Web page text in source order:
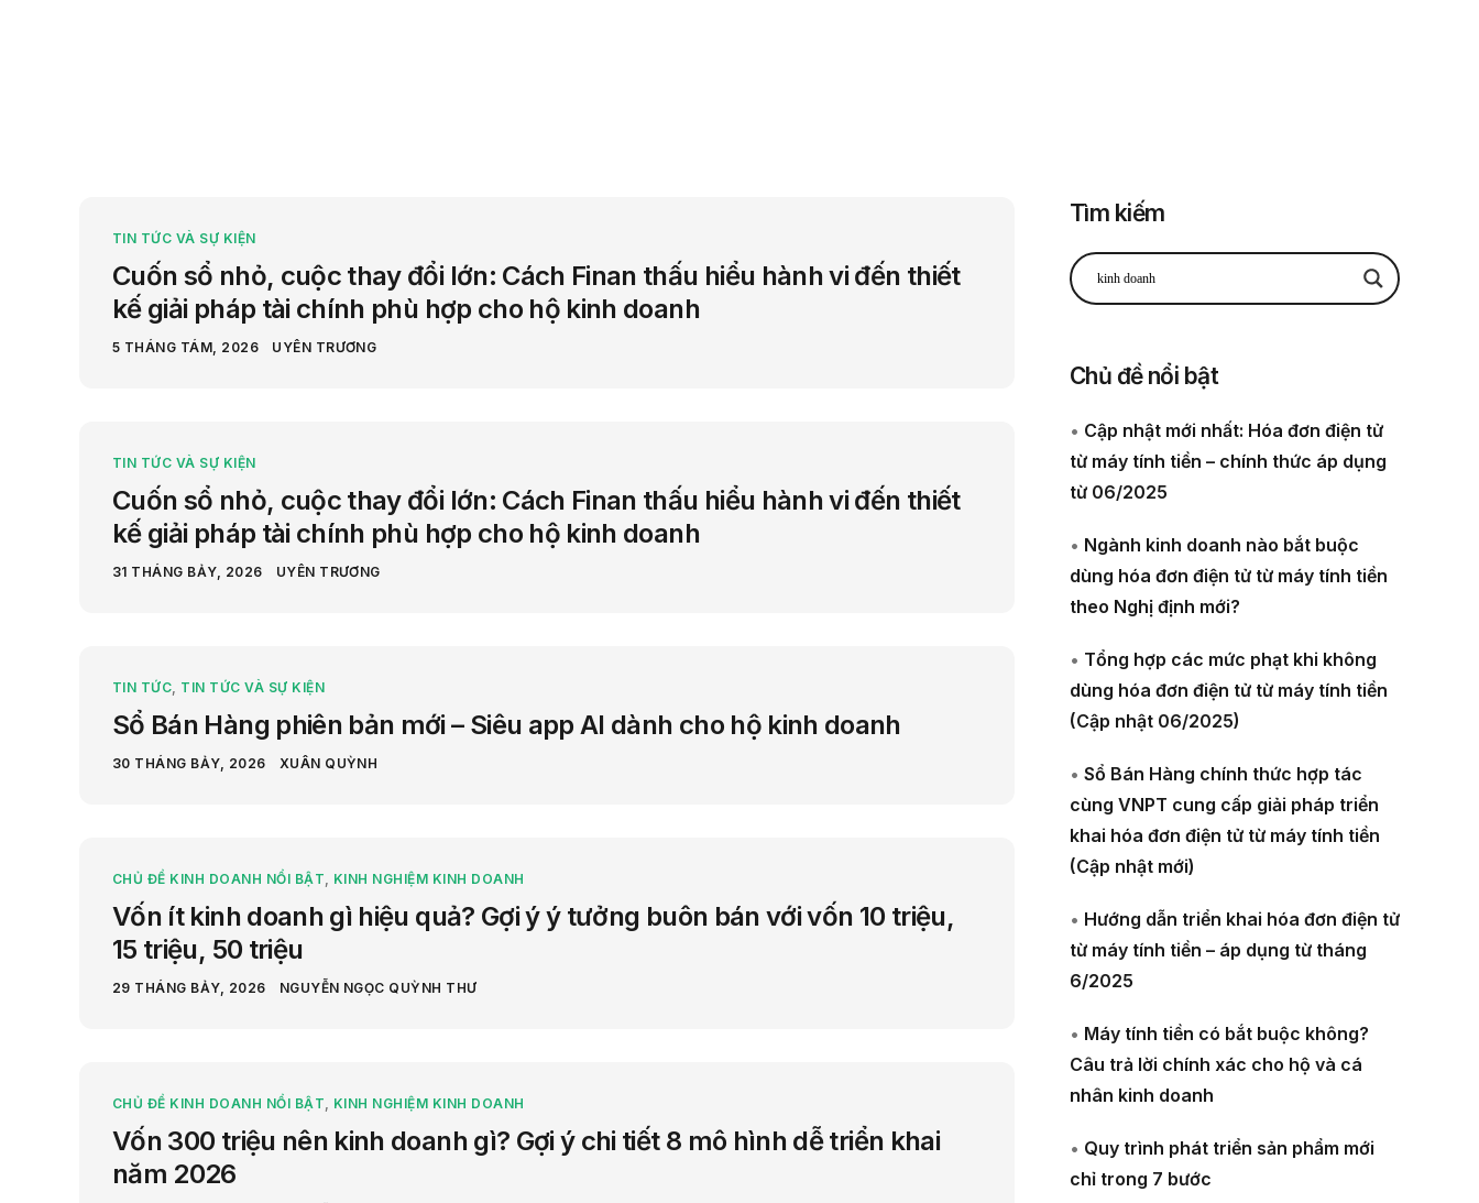
TIN TỨC VÀ SỰ KIỆN
Cuốn sổ nhỏ, cuộc thay đổi lớn: Cách Finan thấu hiểu hành vi đến thiết
kế giải pháp tài chính phù hợp cho hộ kinh doanh
5 THÁNG TÁM, 2026 UYÊN TRƯƠNG
TIN TỨC VÀ SỰ KIỆN
Cuốn sổ nhỏ, cuộc thay đổi lớn: Cách Finan thấu hiểu hành vi đến thiết
kế giải pháp tài chính phù hợp cho hộ kinh doanh
31 THÁNG BẢY, 2026 UYÊN TRƯƠNG
TIN TỨC, TIN TỨC VÀ SỰ KIỆN
Sổ Bán Hàng phiên bản mới – Siêu app AI dành cho hộ kinh doanh
30 THÁNG BẢY, 2026 XUÂN QUỲNH
CHỦ ĐỀ KINH DOANH NỔI BẬT, KINH NGHIỆM KINH DOANH
Vốn ít kinh doanh gì hiệu quả? Gợi ý ý tưởng buôn bán với vốn 10 triệu,
15 triệu, 50 triệu
29 THÁNG BẢY, 2026 NGUYỄN NGỌC QUỲNH THƯ
CHỦ ĐỀ KINH DOANH NỔI BẬT, KINH NGHIỆM KINH DOANH
Vốn 300 triệu nên kinh doanh gì? Gợi ý chi tiết 8 mô hình dễ triển khai
năm 2026
Tìm kiếm
Chủ đề nổi bật
• Cập nhật mới nhất: Hóa đơn điện tử
từ máy tính tiền – chính thức áp dụng
từ 06/2025
• Ngành kinh doanh nào bắt buộc
dùng hóa đơn điện tử từ máy tính tiền
theo Nghị định mới?
• Tổng hợp các mức phạt khi không
dùng hóa đơn điện tử từ máy tính tiền
(Cập nhật 06/2025)
• Sổ Bán Hàng chính thức hợp tác
cùng VNPT cung cấp giải pháp triển
khai hóa đơn điện tử từ máy tính tiền
(Cập nhật mới)
• Hướng dẫn triển khai hóa đơn điện tử
từ máy tính tiền – áp dụng từ tháng
6/2025
• Máy tính tiền có bắt buộc không?
Câu trả lời chính xác cho hộ và cá
nhân kinh doanh
• Quy trình phát triển sản phẩm mới
chỉ trong 7 bước